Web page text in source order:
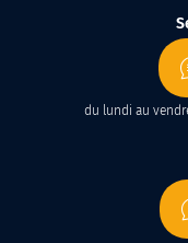
du lundi au